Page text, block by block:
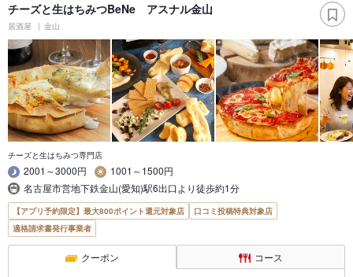
チーズと生はちみつBeNe アスナル金山
居酒屋 金山
チーズと生はちみつ専門店
2001～3000円
1001～1500円
名古屋市営地下鉄金山(愛知)駅6出口より徒歩約1分
【アプリ予約限定】最大800ポイント還元対象店
口コミ投稿特典対象店
適格請求書発行事業者
クーポン コース